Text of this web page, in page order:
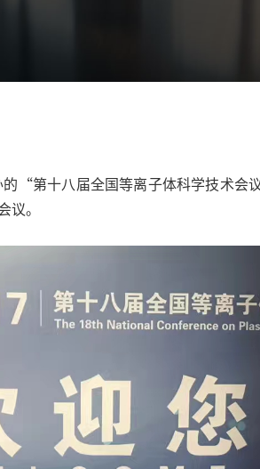
“第十八届全国等离子体科学技术
。